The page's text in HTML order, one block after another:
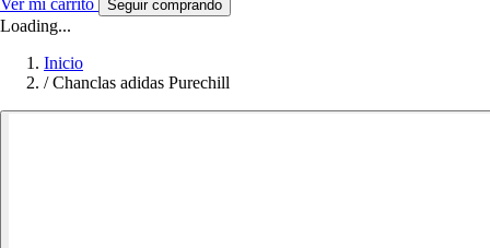
Seguir comprando
Loading...
Inicio
/ Chanclas adidas Purechill